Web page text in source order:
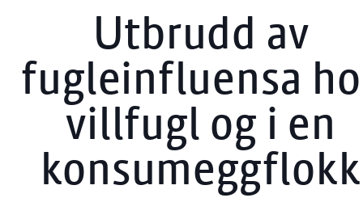
Utbrudd av
fugleinfluensa
villfugl og i en
konsumeggflokk